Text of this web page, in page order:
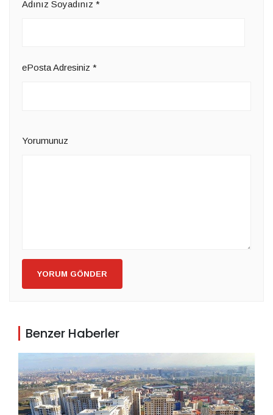
Adınız Soyadınız *
ePosta Adresiniz *
Yorumunuz
YORUM GÖNDER
Benzer Haberler